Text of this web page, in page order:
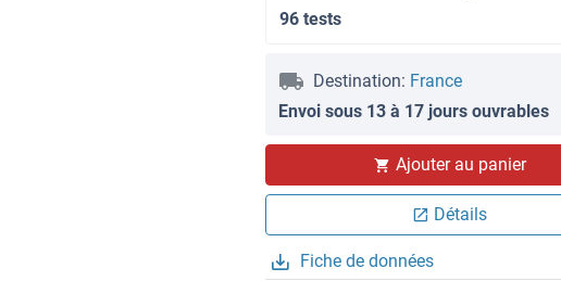
96 tests
Destination: France
Envoi sous 13 à 17 jours ouvrables
Ajouter au panier
Détails
Fiche de données